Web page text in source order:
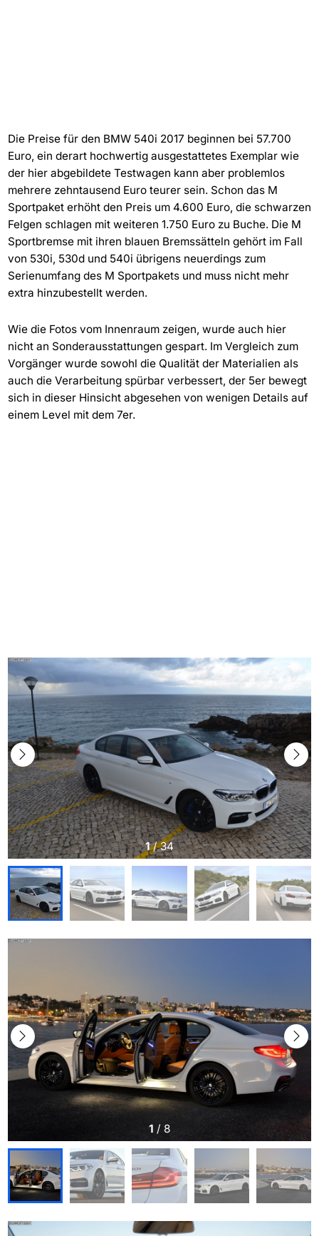
Die Preise für den BMW 540i 2017 beginnen bei 57.700
Euro, ein derart hochwertig ausgestattetes Exemplar wie
der hier abgebildete Testwagen kann aber problemlos
mehrere zehntausend Euro teurer sein. Schon das M
Sportpaket erhöht den Preis um 4.600 Euro, die schwarzen
Felgen schlagen mit weiteren 1.750 Euro zu Buche. Die M
Sportbremse mit ihren blauen Bremssätteln gehört im Fall
von 530i, 530d und 540i übrigens neuerdings zum
Serienumfang des M Sportpakets und muss nicht mehr
extra hinzubestellt werden.
Wie die Fotos vom Innenraum zeigen, wurde auch hier
nicht an Sonderausstattungen gespart. Im Vergleich zum
Vorgänger wurde sowohl die Qualität der Materialien als
auch die Verarbeitung spürbar verbessert, der 5er bewegt
sich in dieser Hinsicht abgesehen von wenigen Details auf
einem Level mit dem 7er.
1/34
1 / 8